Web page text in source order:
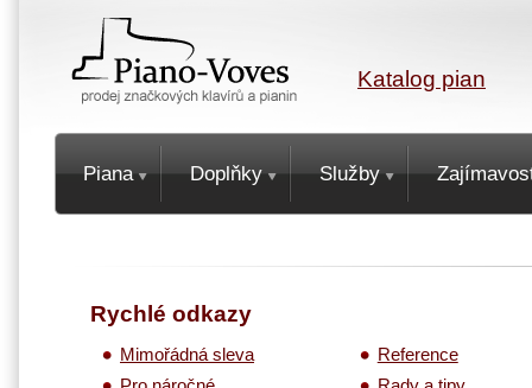
Katalog pian
Piana Doplňky Služby
Rychlé odkazy
Mimořádná sleva
Reference